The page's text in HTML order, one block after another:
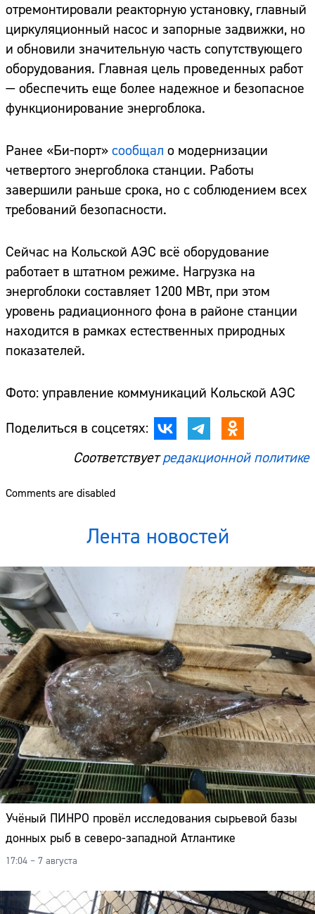
отремонтировали реакторную установку, главный
циркуляционный насос и запорные задвижки, но
и обновили значительную часть сопутствующего
оборудования. Главная цель проведенных работ
— обеспечить еще более надежное и безопасное
функционирование энергоблока.
Ранее «Би-порт» сообщал о модернизации
четвертого энергоблока станции. Работы
завершили раньше срока, но с соблюдением всех
требований безопасности.
Сейчас на Кольской АЭС всё оборудование
работает в штатном режиме. Нагрузка на
энергоблоки составляет 1200 МВт, при этом
уровень радиационного фона в районе станции
находится в рамках естественных природных
показателей.
Фото: управление коммуникаций Кольской АЭС
Поделиться в соцсетях:
Соответствуетредакционной политике
Comments are disabled
Лента новостей
Учёный ПИНРО провёл исследования сырьевой базы
донных рыб в северо-западной Атлантике
17:04 – 7 августа